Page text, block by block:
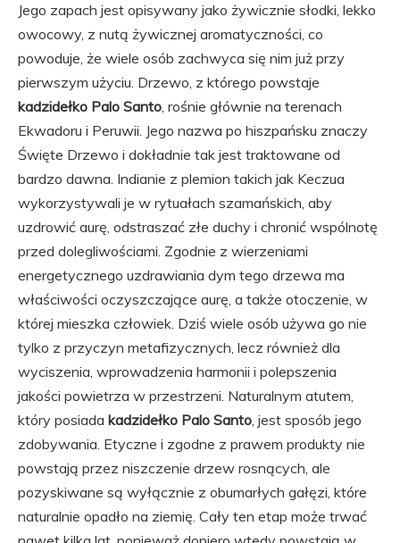
Jego zapach jest opisywany jako żywicznie słodki, lekko
owocowy, z nutą żywicznej aromatyczności, co
powoduje, że wiele osób zachwyca się nim już przy
pierwszym użyciu. Drzewo, z którego powstaje
kadzidełko Palo Santo, rośnie głównie na terenach
Ekwadoru i Peruwii. Jego nazwa po hiszpańsku znaczy
Święte Drzewo i dokładnie tak jest traktowane od
bardzo dawna. Indianie z plemion takich jak Keczua
wykorzystywali je w rytuałach szamańskich, aby
uzdrowić aurę, odstraszać złe duchy i chronić wspólnotę
przed dolegliwościami. Zgodnie z wierzeniami
energetycznego uzdrawiania dym tego drzewa ma
właściwości oczyszczające aurę, a także otoczenie, w
której mieszka człowiek. Dziś wiele osób używa go nie
tylko z przyczyn metafizycznych, lecz również dla
wyciszenia, wprowadzenia harmonii i polepszenia
jakości powietrza w przestrzeni. Naturalnym atutem,
który posiada kadzidełko Palo Santo, jest sposób jego
zdobywania. Etyczne i zgodne z prawem produkty nie
powstają przez niszczenie drzew rosnących, ale
pozyskiwane są wyłącznie z obumarłych gałęzi, które
naturalnie opadło na ziemię. Cały ten etap może trwać